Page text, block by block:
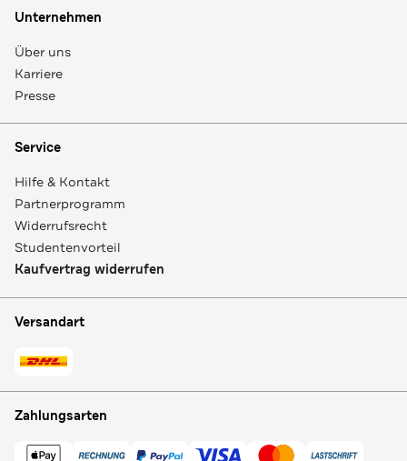
Unternehmen
Über uns
Karriere
Presse
Service
Hilfe & Kontakt
Partnerprogramm
Widerrufsrecht
Studentenvorteil
Kaufvertrag widerrufen
Versandart
Zahlungsarten